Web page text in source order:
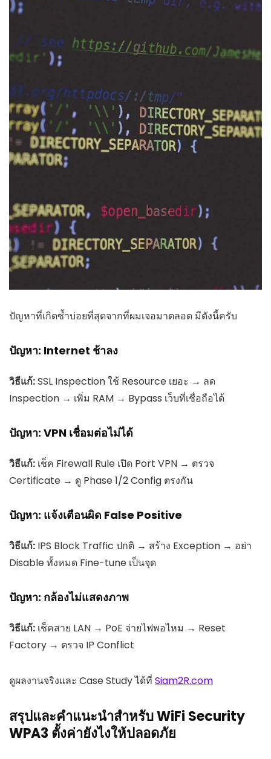
ปัญหาที่เกิดซ้ำบ่อยที่สุดจากที่ผมเจอมาตลอด มีดังนี้ครับ
ปัญหา: Internet ช้าลง
วิธีแก้:SSL Inspection ใช้ Resource เยอะ → ลด
Inspection → เพิ่ม RAM → Bypass เว็บที่เชื่อถือได้
ปัญหา: VPN เชื่อมต่อไม่ได้
วิธีแก้: เช็ค Firewall Rule เปิด Port VPN → ตรวจ
Certificate → ดู Phase 1/2 Config ตรงกัน
ปัญหา: แจ้งเตือนผิด False Positive
วิธีแก้: IPS Block Traffic ปกติ → สร้าง Exception → อย่า
Disable ทั้งหมด Fine-tune เป็นจุด
ปัญหา: กล้องไม่แสดงภาพ
วิธีแก้: เช็คสาย LAN → PoE จ่ายไฟพอไหม → Reset
Factory → ตรวจ IP Conflict
ดูผลงานจริงและ Case Study ได้ที่ Siam2R.com
สรุปและคำแนะนำสำหรับ WiFi Security
WPA3 ตั้งค่ายังไงให้ปลอดภัย